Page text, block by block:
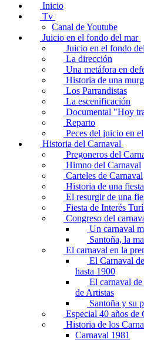
Inicio
Tv
Canal de Youtube
Juicio en el fondo del mar
Juicio en el fondo
La dirección
Una metáfora en
Historia de una
Los Parrandistas
La escenificación
Documental "Hoy
Reparto
Peces del juicio en
Historia del Carnaval
Pregoneros del
Himno del Carnaval
Carteles de Carnaval
Historia de una
El resurgir de una
Fiesta de Interés
Congreso del
Un carnaval
Santoña, la
El carnaval en la
El Carnaval
hasta 1900
El carnaval
de Artistas
Santoña y su
Especial 40 años de
Historia de los
Carnaval 1981